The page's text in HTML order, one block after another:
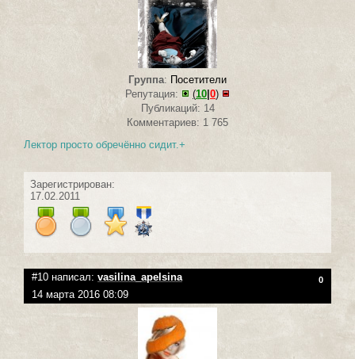
Группа: Посетители
Репутация:
(10 0)
Публикаций: 14
Комментариев: 1 765
Лектор просто обречённо сидит.+
Зарегистрирован:
17.02.2011
#10 написал: vasilina_apelsina 0
14 марта 2016 08:09